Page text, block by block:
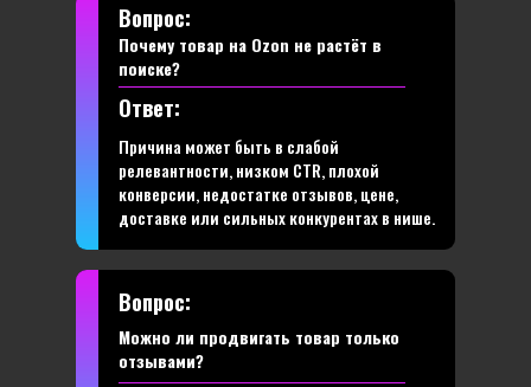
Можно ли продвигать товар только
отзывами?
Вопрос:
Причина может быть в слабой
релевантности, низком CTR, плохой
конверсии, недостатке отзывов, цене,
доставке или сильных конкурентах в нише.
Почему товар на Ozon не растёт в
поиске?
Вопрос:
Ответ: